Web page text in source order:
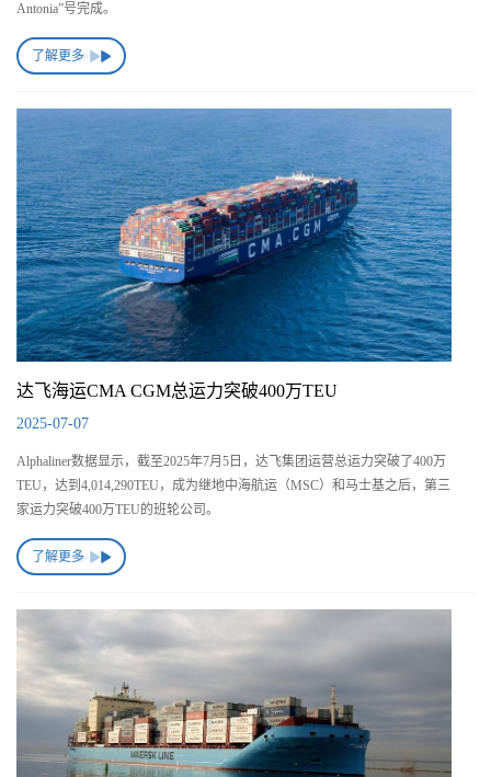
Antonia”号完成。
了解更多
达飞海运CMA CGM总运力突破400万TEU
2025-07-07
Alphaliner数据显示，截至2025年7月5日，达飞集团运营总运力突破了400万
TEU，达到4,014,290TEU，成为继地中海航运（MSC）和马士基之后，第三
家运力突破400万TEU的班轮公司。
了解更多